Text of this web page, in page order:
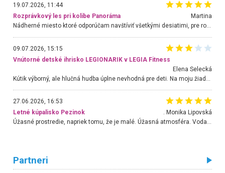
19.07.2026, 11:44
Rozprávkový les pri kolibe Panoráma
Martina
Nádherné miesto ktoré odporúčam navštíviť všetkými desiatimi, pre rodiny s deťmi, dôchodcom... Proste a jednoducho ozaj rozprávkový les.. určite ešte prídeme. Odniesli sme si na pamiatku krásne tričká,
09.07.2026, 15:15
Vnútorné detské ihrisko LEGIONARIK v LEGIA Fitness
Elena Selecká
27.06.2026, 16:53
Letné kúpalisko Pezinok
. Monika Lipovská
Úžasné prostredie, napriek tomu, že je malé. Úžasná atmosféra. Voda fantastická a nádherná. Ľudí je pomerne veľa, ale su mili a ohľaduplní. Je veľmi zaujímavé sledovať, ako dokážu spolu športovať cudzí ľudia a bez ohľadu na vek. Vládne tu pohoda. Vnuka neviem dostať z vody. Ďakujem za krásny deň . Urcite sa sem vrátim. Jediný problém je s parkovaním, ale aj ten sa mi podarilo vyriešiť. Monika Bratislava
Partneri